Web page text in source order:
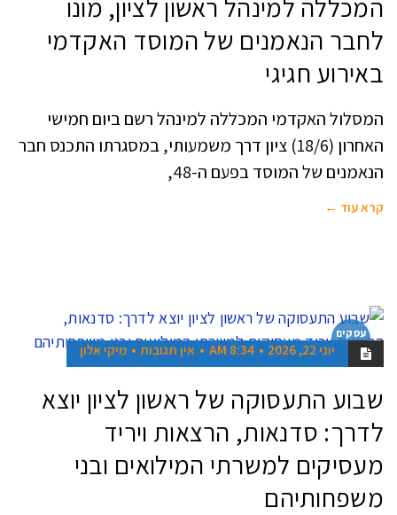
המכללה למינהל ראשון לציון, מונו
לחבר הנאמנים של המוסד האקדמי
באירוע חגיגי
המסלול האקדמי המכללה למינהל רשם ביום חמישי
האחרון (18/6) ציון דרך משמעותי, במסגרתו התכנס חבר
הנאמנים של המוסד בפעם ה-48,
קרא עוד ←
עסקים
בראשוןיוני 22, 2026 8:34 AM אין תגובות מיקי אלון
שבוע התעסוקה של ראשון לציון יוצא
לדרך: סדנאות, הרצאות ויריד
מעסיקים למשרתי המילואים ובני
משפחותיהם